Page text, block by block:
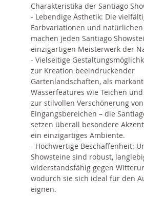
Charakteristika der Santiago
- Lebendige Ästhetik: Die
Farbvariationen und
machen jeden Santiago
einzigartigen Meisterwerk der
- Vielseitige
zur Kreation beeindruckender
Gartenlandschaften, als
Wasserfeatures wie Teichen
zur stilvollen Verschönerung
Eingangsbereichen – die
setzen überall besondere
ein einzigartiges Ambiente.
- Hochwertige Beschaffenheit:
Showsteine sind robust,
widerstandsfähig gegen
wodurch sie sich ideal für den
eignen.